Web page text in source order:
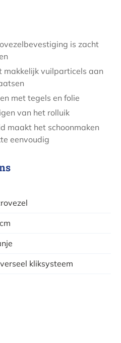
is zacht
makkelijk vuilparticels aan
met tegels en folie
van het rolluik
maakt het schoonmaken
eenvoudig
kliksysteem